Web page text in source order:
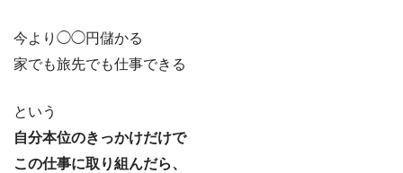
今より◯◯円儲かる
家でも旅先でも仕事できる
という
自分本位のきっかけだけで
この仕事に取り組んだら、